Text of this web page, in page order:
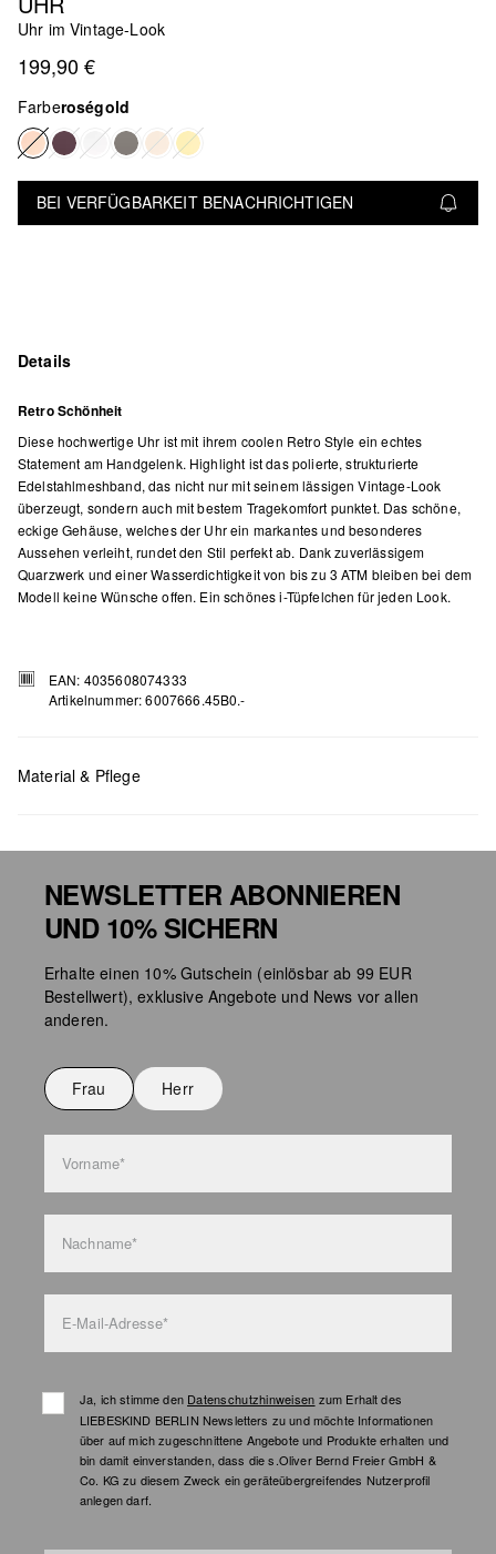
Uhr im Vintage-Look
199,90 €
Farberoségold
BEI VERFÜGBARKEIT BENACHRICHTIGEN
Details
Retro Schönheit
Diese hochwertige Uhr ist mit ihrem coolen Retro Style ein echtes
Statement am Handgelenk. Highlight ist das polierte, strukturierte
Edelstahlmeshband, das nicht nur mit seinem lässigen Vintage-Look
überzeugt, sondern auch mit bestem Tragekomfort punktet. Das schöne,
eckige Gehäuse, welches der Uhr ein markantes und besonderes
Aussehen verleiht, rundet den Stil perfekt ab. Dank zuverlässigem
Quarzwerk und einer Wasserdichtigkeit von bis zu 3 ATM bleiben bei dem
Modell keine Wünsche offen. Ein schönes i-Tüpfelchen für jeden Look.
EAN: 4035608074333
Artikelnummer: 6007666.45B0.-
Material & Pflege
NEWSLETTER ABONNIEREN
UND 10% SICHERN
Erhalte einen 10% Gutschein (einlösbar ab 99 EUR
Bestellwert), exklusive Angebote und News vor allen
anderen.
Frau Herr
Vorname*
Nachname*
E-Mail-Adresse*
Ja, ich stimme den Datenschutzhinweisen zum Erhalt des
LIEBESKIND BERLIN Newsletters zu und möchte Informationen
über auf mich zugeschnittene Angebote und Produkte erhalten und
bin damit einverstanden, dass die s.Oliver Bernd Freier GmbH &
Co. KG zu diesem Zweck ein geräteübergreifendes Nutzerprofil
anlegen darf.